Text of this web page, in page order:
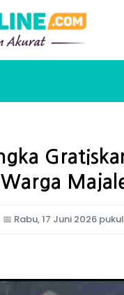
📅 Rabu, 17 Juni 2026 pukul